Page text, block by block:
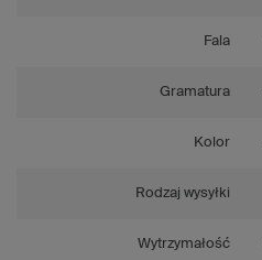
Fala
Gramatura
Kolor
Rodzaj wysyłki
Wytrzymałość